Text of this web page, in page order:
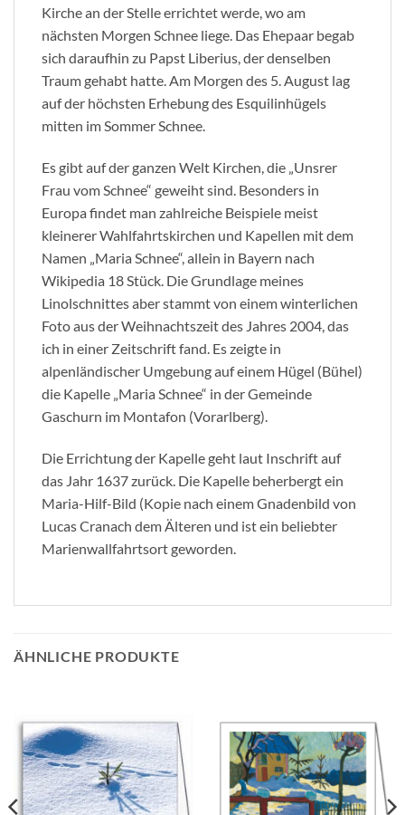
Kirche an der Stelle errichtet werde, wo am
nächsten Morgen Schnee liege. Das Ehepaar begab
sich daraufhin zu Papst Liberius, der denselben
Traum gehabt hatte. Am Morgen des 5. August lag
auf der höchsten Erhebung des Esquilinhügels
mitten im Sommer Schnee.
Es gibt auf der ganzen Welt Kirchen, die „Unsrer
Frau vom Schnee“ geweiht sind. Besonders in
Europa findet man zahlreiche Beispiele meist
kleinerer Wahlfahrtskirchen und Kapellen mit dem
Namen „Maria Schnee“, allein in Bayern nach
Wikipedia 18 Stück. Die Grundlage meines
Linolschnittes aber stammt von einem winterlichen
Foto aus der Weihnachtszeit des Jahres 2004, das
ich in einer Zeitschrift fand. Es zeigte in
alpenländischer Umgebung auf einem Hügel (Bühel)
die Kapelle „Maria Schnee“ in der Gemeinde
Gaschurn im Montafon (Vorarlberg).
Die Errichtung der Kapelle geht laut Inschrift auf
das Jahr 1637 zurück. Die Kapelle beherbergt ein
Maria-Hilf-Bild (Kopie nach einem Gnadenbild von
Lucas Cranach dem Älteren und ist ein beliebter
Marienwallfahrtsort geworden.
ÄHNLICHE PRODUKTE